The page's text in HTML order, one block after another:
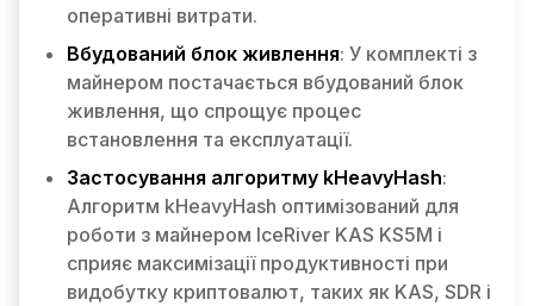
оперативні витрати.
Вбудований блок живлення: У комплекті з
майнером постачається вбудований блок
живлення, що спрощує процес
встановлення та експлуатації.
Застосування алгоритму kHeavyHash:
Алгоритм kHeavyHash оптимізований для
роботи з майнером IceRiver KAS KS5M і
сприяє максимізації продуктивності при
видобутку криптовалют, таких як KAS, SDR і